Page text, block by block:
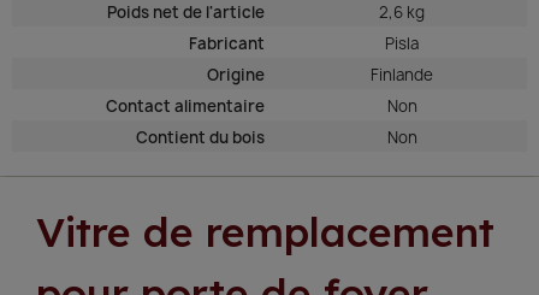
Poids net de l'article
2,6 kg
Fabricant
Pisla
Origine
Finlande
Contact alimentaire
Non
Contient du bois
Non
Vitre de remplacement